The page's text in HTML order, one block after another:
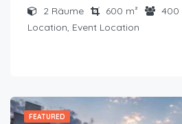
2 Räume 600 m² 400
Location, Event Location
FEATURED